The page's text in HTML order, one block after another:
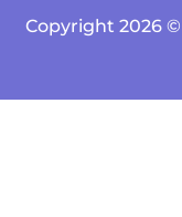
Copyright 2026